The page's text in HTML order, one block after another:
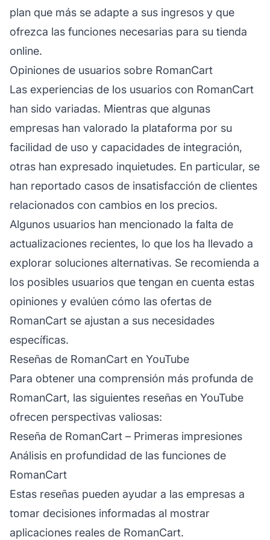
plan que más se adapte a sus ingresos y que
ofrezca las funciones necesarias para su tienda
online.
Opiniones de usuarios sobre RomanCart
Las experiencias de los usuarios con RomanCart
han sido variadas. Mientras que algunas
empresas han valorado la plataforma por su
facilidad de uso y capacidades de integración,
otras han expresado inquietudes. En particular, se
han reportado casos de insatisfacción de clientes
relacionados con cambios en los precios.
Algunos usuarios han mencionado la falta de
actualizaciones recientes, lo que los ha llevado a
explorar soluciones alternativas. Se recomienda a
los posibles usuarios que tengan en cuenta estas
opiniones y evalúen cómo las ofertas de
RomanCart se ajustan a sus necesidades
específicas.
Reseñas de RomanCart en YouTube
Para obtener una comprensión más profunda de
RomanCart, las siguientes reseñas en YouTube
ofrecen perspectivas valiosas:
Reseña de RomanCart – Primeras impresiones
Análisis en profundidad de las funciones de
RomanCart
Estas reseñas pueden ayudar a las empresas a
tomar decisiones informadas al mostrar
aplicaciones reales de RomanCart.